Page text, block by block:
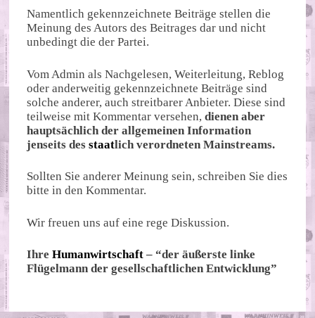
Namentlich gekennzeichnete Beiträge stellen die
Meinung des Autors des Beitrages dar und nicht
unbedingt die der Partei.
Vom Admin als Nachgelesen, Weiterleitung, Reblog
oder anderweitig gekennzeichnete Beiträge sind
solche anderer, auch streitbarer Anbieter. Diese sind
teilweise mit Kommentar versehen,dienen aber
hauptsächlich der allgemeinen Information
jenseits desstaatlich verordneten Mainstreams.
Sollten Sie anderer Meinung sein, schreiben Sie dies
bitte in den Kommentar.
Wir freuen uns auf eine rege Diskussion.
IhreHumanwirtschaft – “der äußerste linke
Flügelmann der gesellschaftlichen Entwicklung”